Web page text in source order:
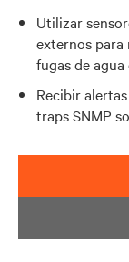
Utilizar
externos
fugas de
Recibir
traps SNMP